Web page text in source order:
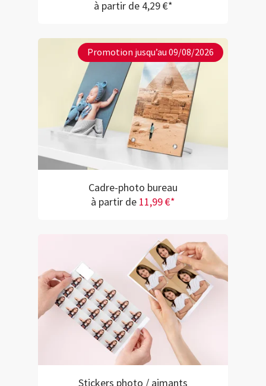
à partir de 4,29 €*
Promotion jusqu’au 09/08/2026
Cadre-photo bureau
à partir de 11,99 €*